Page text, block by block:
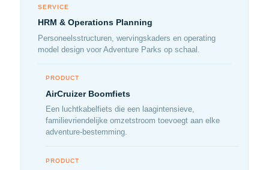
SERVICE
HRM & Operations Planning
Personeelsstructuren, wervingskaders en operating
model design voor Adventure Parks op schaal.
PRODUCT
AirCruizer Boomfiets
Een luchtkabelfiets die een laagintensieve,
familievriendelijke omzetstroom toevoegt aan elke
adventure-bestemming.
PRODUCT